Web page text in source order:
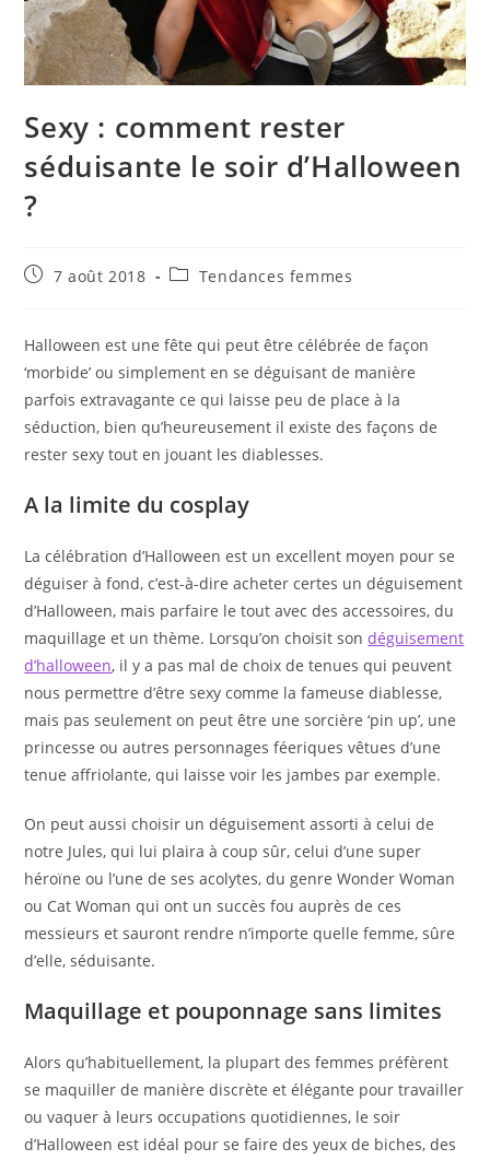
Sexy : comment rester
séduisante le soir d’Halloween
?
Publication
7 août 2018
PostTendances femmes
Halloween est une fête qui peut être célébrée de façon
‘morbide’ ou simplement en se déguisant de manière
parfois extravagante ce qui laisse peu de place à la
séduction, bien qu’heureusement il existe des façons de
rester sexy tout en jouant les diablesses.
A la limite du cosplay
La célébration d’Halloween est un excellent moyen pour se
déguiser à fond, c’est-à-dire acheter certes un déguisement
d’Halloween, mais parfaire le tout avec des accessoires, du
maquillage et un thème. Lorsqu’on choisit sondéguisement
d’halloween, il y a pas mal de choix de tenues qui peuvent
nous permettre d’être sexy comme la fameuse diablesse,
mais pas seulement on peut être une sorcière ‘pin up’, une
princesse ou autres personnages féeriques vêtues d’une
tenue affriolante, qui laisse voir les jambes par exemple.
On peut aussi choisir un déguisement assorti à celui de
notre Jules, qui lui plaira à coup sûr, celui d’une super
héroïne ou l’une de ses acolytes, du genre Wonder Woman
ou Cat Woman qui ont un succès fou auprès de ces
messieurs et sauront rendre n’importe quelle femme, sûre
d’elle, séduisante.
Maquillage et pouponnage sans limites
Alors qu’habituellement, la plupart des femmes préfèrent
se maquiller de manière discrète et élégante pour travailler
ou vaquer à leurs occupations quotidiennes, le soir
d’Halloween est idéal pour se faire des yeux de biches, des